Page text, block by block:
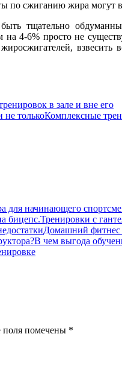
по сжиганию жира могут
тщательно
4-6% просто не
в зале и вне его
Комплексные
для начинающего
Тренировки с
Домашний фитнес
В чем выгода
поля помечены *